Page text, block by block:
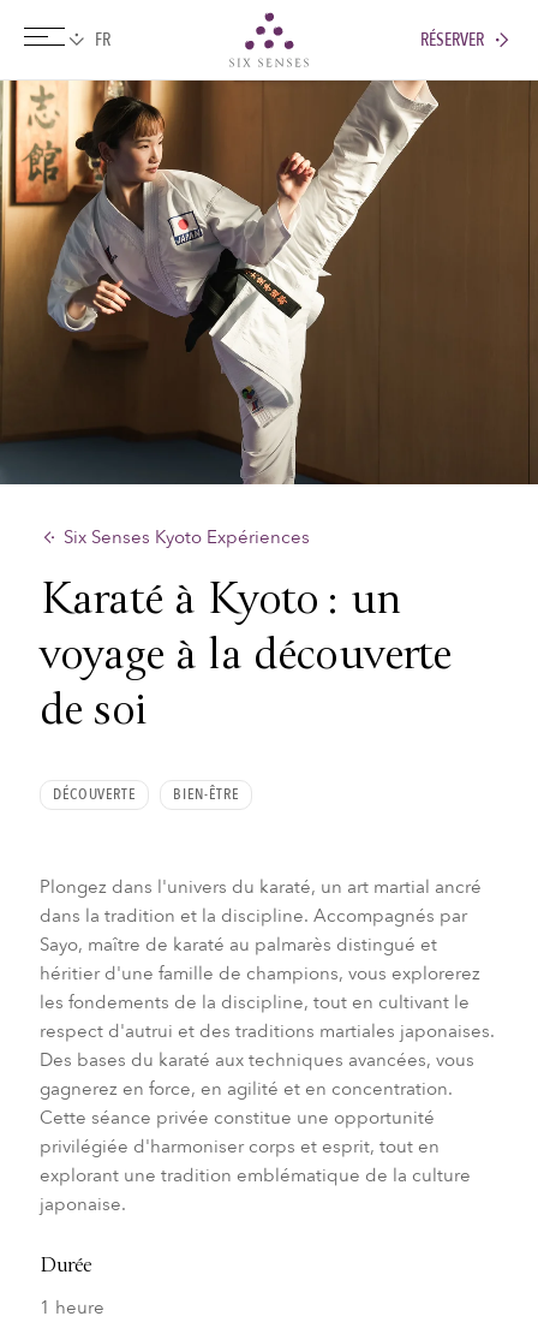
RÉSERVER
Six Senses Kyoto Expériences
Karaté à Kyoto : un
voyage à la découverte
de soi
DÉCOUVERTE BIEN-ÊTRE
Plongez dans l'univers du karaté, un art martial ancré
dans la tradition et la discipline. Accompagnés par
Sayo, maître de karaté au palmarès distingué et
héritier d'une famille de champions, vous explorerez
les fondements de la discipline, tout en cultivant le
respect d'autrui et des traditions martiales japonaises.
Des bases du karaté aux techniques avancées, vous
gagnerez en force, en agilité et en concentration.
Cette séance privée constitue une opportunité
privilégiée d'harmoniser corps et esprit, tout en
explorant une tradition emblématique de la culture
japonaise.
Durée
1 heure